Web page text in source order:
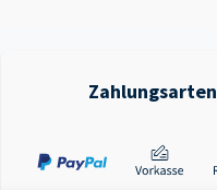
Zahlungsarten